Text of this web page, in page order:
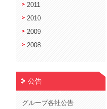
2011
2010
2009
2008
公告
グループ各社公告